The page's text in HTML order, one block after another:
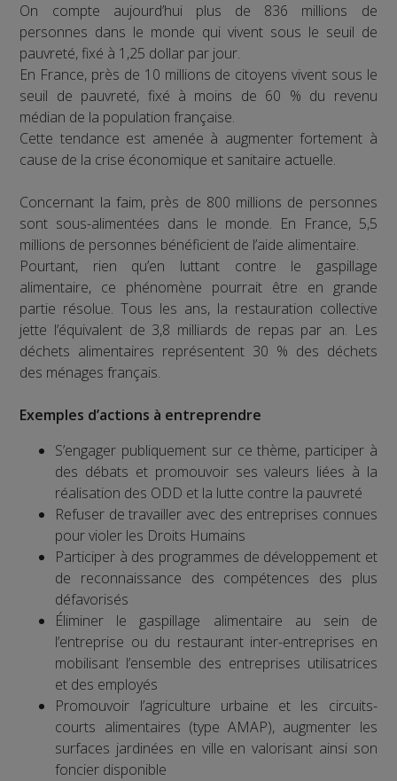
On compte aujourd’hui plus de 836 millions de
personnes dans le monde qui vivent sous le seuil de
pauvreté, fixé à 1,25 dollar par jour.
En France, près de 10 millions de citoyens vivent sous le
seuil de pauvreté, fixé à moins de 60 % du revenu
médian de la population française.
Cette tendance est amenée à augmenter fortement à
cause de la crise économique et sanitaire actuelle.
Concernant la faim, près de 800 millions de personnes
sont sous-alimentées dans le monde. En France, 5,5
millions de personnes bénéficient de l’aide alimentaire.
Pourtant, rien qu’en luttant contre le gaspillage
alimentaire, ce phénomène pourrait être en grande
partie résolue. Tous les ans, la restauration collective
jette l’équivalent de 3,8 milliards de repas par an. Les
déchets alimentaires représentent 30 % des déchets
des ménages français.
Exemples d’actions à entreprendre
S’engager publiquement sur ce thème, participer à
des débats et promouvoir ses valeurs liées à la
réalisation des ODD et la lutte contre la pauvreté
Refuser de travailler avec des entreprises connues
pour violer les Droits Humains
Participer à des programmes de développement et
de reconnaissance des compétences des plus
défavorisés
Éliminer le gaspillage alimentaire au sein de
l’entreprise ou du restaurant inter-entreprises en
mobilisant l’ensemble des entreprises utilisatrices
et des employés
Promouvoir l’agriculture urbaine et les circuits-
courts alimentaires (type AMAP), augmenter les
surfaces jardinées en ville en valorisant ainsi son
foncier disponible